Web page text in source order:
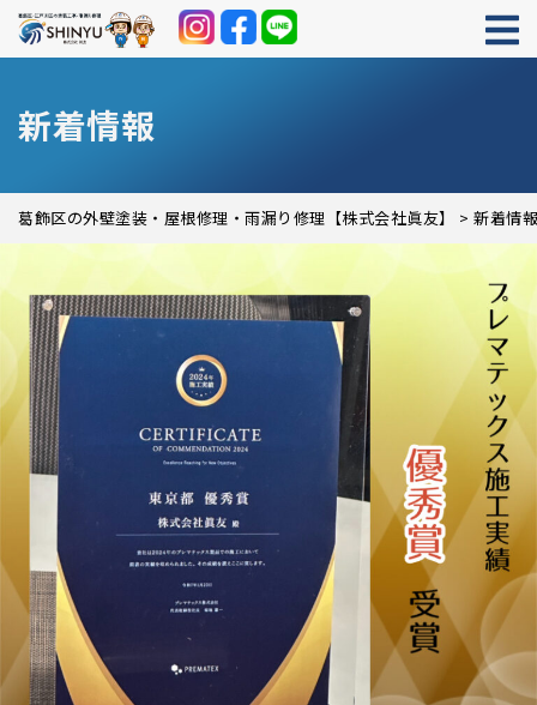
新着情報
葛飾区の外壁塗装・屋根修理・雨漏り修理【株式会社眞友】 > 新着情報